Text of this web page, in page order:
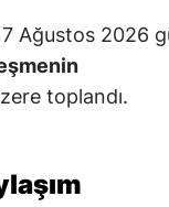
Ağustos 2026
toplandı.